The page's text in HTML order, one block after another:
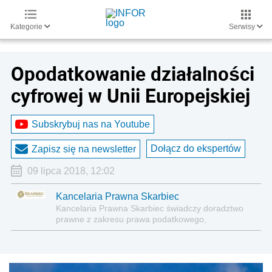
Kategorie Serwisy
Opodatkowanie działalności
cyfrowej w Unii Europejskiej
Subskrybuj nas na Youtube
Zapisz się na newsletter Dołącz do ekspertów
09 lipca 2018, 12:02
Kancelaria Prawna Skarbiec
Kancelaria Prawna Skarbiec świadczy doradztwo
prawne z zakresu prawa podatkowego,
gospodarczego, cywilnego i karnego.